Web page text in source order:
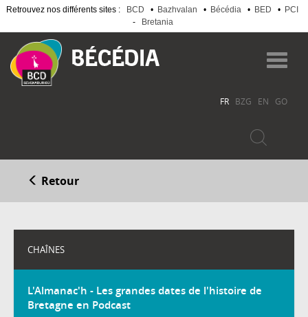
Retrouvez nos différents sites : BCD • Bazhvalan • Bécédia • BED •
PCI
-
Bretania
au
contenu
principal
FR BZG EN GO
Retour
CHAÎNES
L'Almanac'h - Les grandes dates de l'histoire de
Bretagne en Podcast